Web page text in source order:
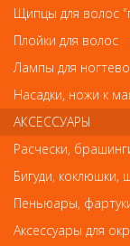
Внешний вид
волос Color
на сайте.
является
Так же
Щипцы для волос
Плойки для волос
Лампы для
Насадки, ножи к
АКСЕССУАРЫ
Расчески,
Бигуди, коклюшки,
Пеньюары,
Аксессуары для